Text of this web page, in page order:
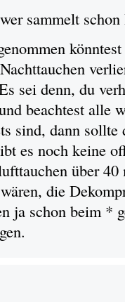
sammelt schon
sei denn, du
beachtest alle
sind, dann
es noch keine
über
die
ja schon beim *